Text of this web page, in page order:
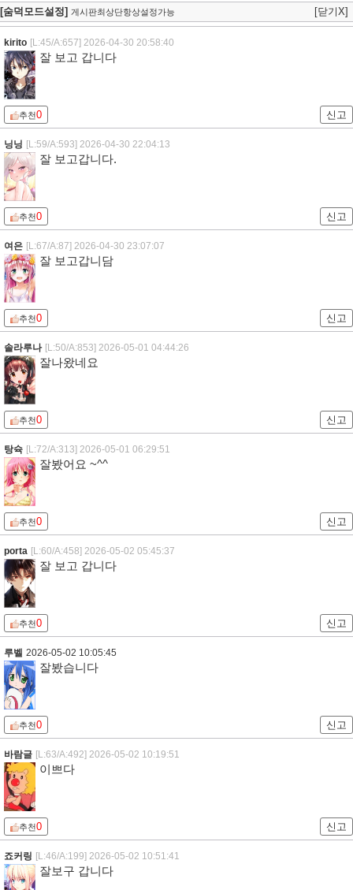
[숨덕모드설정] 게시판최상단항상설정가능 [닫기X]
kirito [L:45/A:657] 2026-04-30 20:58:40
잘 보고 갑니다
추천0 신고
닝닝 [L:59/A:593] 2026-04-30 22:04:13
잘 보고갑니다.
추천0 신고
여은 [L:67/A:87] 2026-04-30 23:07:07
잘 보고갑니담
추천0 신고
솔라루나 [L:50/A:853] 2026-05-01 04:44:26
잘나왔네요
추천0 신고
탕슉 [L:72/A:313] 2026-05-01 06:29:51
잘봤어요 ~^^
추천0 신고
porta [L:60/A:458] 2026-05-02 05:45:37
잘 보고 갑니다
추천0 신고
루벨 2026-05-02 10:05:45
잘봤습니다
추천0 신고
바람글 [L:63/A:492] 2026-05-02 10:19:51
이쁘다
추천0 신고
죠커링 [L:46/A:199] 2026-05-02 10:51:41
잘보구 갑니다